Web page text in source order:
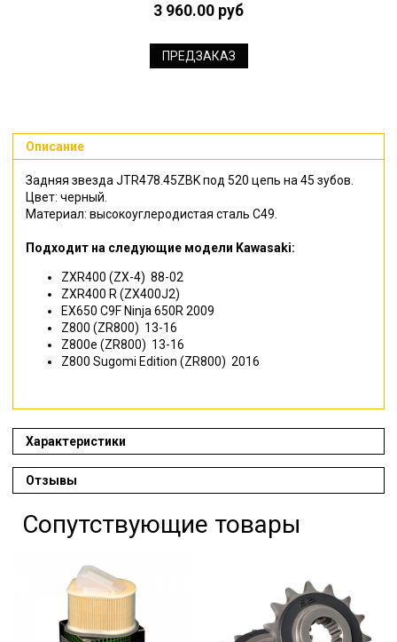
3 960.00 руб
ПРЕДЗАКАЗ
Описание
Задняя звезда JTR478.45ZBK под 520 цепь на 45 зубов.
Цвет: черный.
Материал: высокоуглеродистая сталь C49.
Подходит на следующие модели Kawasaki:
ZXR400 (ZX-4) 88-02
ZXR400 R (ZX400J2)
EX650 C9F Ninja 650R 2009
Z800 (ZR800) 13-16
Z800e (ZR800) 13-16
Z800 Sugomi Edition (ZR800) 2016
Характеристики
Отзывы
Сопутствующие товары